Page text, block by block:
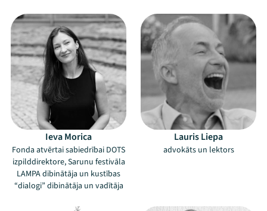
Ieva Morica
Fonda atvērtai sabiedrībai DOTS
izpilddirektore, Sarunu festivāla
LAMPA dibinātāja un kustības
“dialogi” dibinātāja un vadītāja
Lauris Liepa
advokāts un lektors